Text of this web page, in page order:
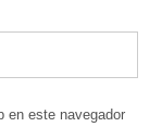
en este navegador